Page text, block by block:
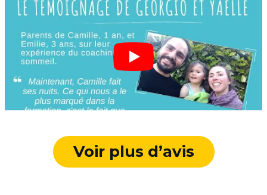
Voir plus d’avis